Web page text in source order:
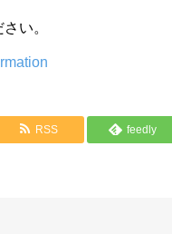
い。
RSS feedly